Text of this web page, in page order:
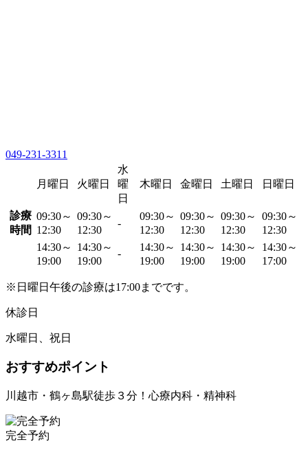
049-231-3311
月曜日 火曜日
水
曜
日
木曜日 金曜日 土曜日 日曜日
診療
時間
09:30～
12:30
09:30～
12:30
-
09:30～
12:30
09:30～
12:30
09:30～
12:30
09:30～
12:30
14:30～
19:00
14:30～
19:00
-
14:30～
19:00
14:30～
19:00
14:30～
19:00
14:30～
17:00
※日曜日午後の診療は17:00までです。
休診日
水曜日、祝日
おすすめポイント
川越市・鶴ヶ島駅徒歩３分！心療内科・精神科
完全予約